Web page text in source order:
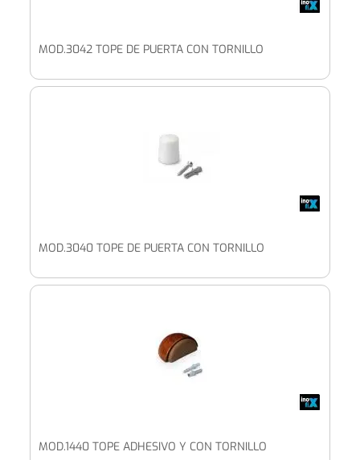
MOD.3042 TOPE DE PUERTA CON TORNILLO
MOD.3040 TOPE DE PUERTA CON TORNILLO
MOD.1440 TOPE ADHESIVO Y CON TORNILLO